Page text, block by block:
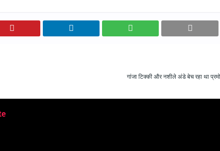
गांजा टिक्की और नशीले अंडे बेच रहा था